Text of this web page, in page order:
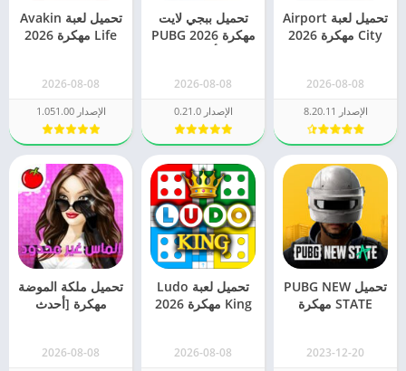
تحميل لعبة Airport
City مهكرة 2026
2026-08-08
الإصدار 8.20.11
تحميل ببجي لايت
مهكرة 2026 PUBG
2026-08-08
الإصدار 0.21.0
تحميل لعبة Avakin
Life مهكرة 2026
2026-08-08
الإصدار 1.051.00
تحميل PUBG NEW
STATE مهكرة
2023-12-20
تحميل لعبة Ludo
King مهكرة 2026
2026-08-08
تحميل ملكة الموضة
مهكرة [أحدث
2026-08-08